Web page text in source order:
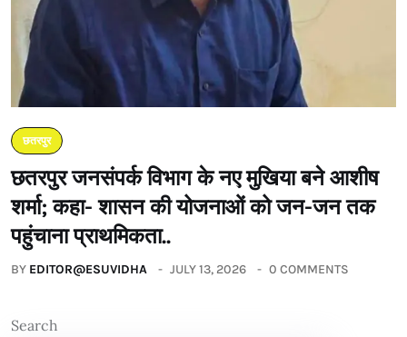
छतरपुर
छतरपुर जनसंपर्क विभाग के नए मुखिया बने आशीष
शर्मा; कहा- शासन की योजनाओं को जन-जन तक
पहुंचाना प्राथमिकता..
BY EDITOR@ESUVIDHA JULY 13, 2026 0 COMMENTS
Search